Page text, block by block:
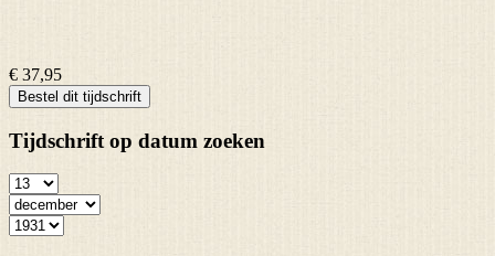
€ 37,95
Bestel dit tijdschrift
Tijdschrift op datum zoeken